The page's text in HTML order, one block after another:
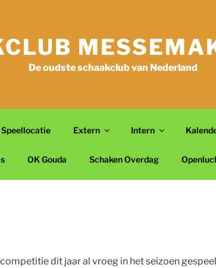
De oudste schaakclub van Nederland
Speellocatie Extern Intern
OK Gouda Schaken Overdag
dit jaar al vroeg in het seizoen